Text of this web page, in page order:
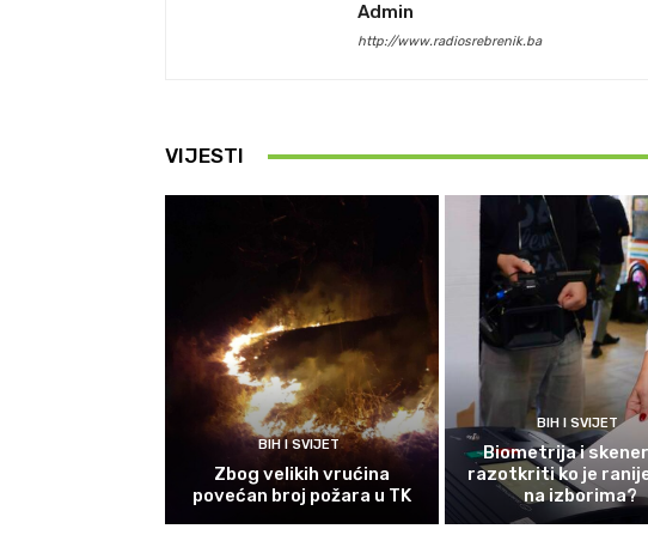
Admin
http://www.radiosrebrenik.ba
VIJESTI
BIH I SVIJET
Zbog velikih vrućina
povećan broj požara u TK
BIH I SVIJET
Biometrija i
razotkriti ko je
na izborima?